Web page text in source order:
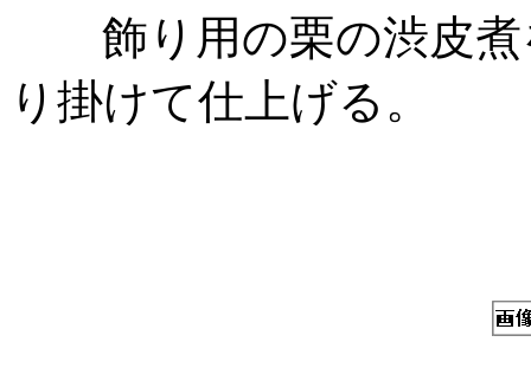
飾り用の栗の渋皮煮
り掛けて仕上げる。